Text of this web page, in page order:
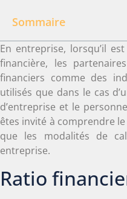
Sommaire
En entreprise, lorsqu’il
financière, les
financiers comme des
utilisés que dans le cas
d’entreprise et le
êtes invité à comprendre
que les modalités de
entreprise.
Ratio